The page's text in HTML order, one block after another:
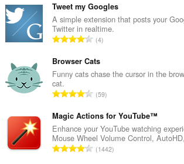
p
o
č
e
t
h
d
o
c
e
n
l
k
o
v
p
o
č
e
t
h
o
d
Tweet my Googles
A simple extension that posts your
Twitter in realtime.
C
l
k
v
p
o
č
e
4
Browser Cats
Funny cats chase the cursor in the
cat.
C
l
k
o
v
59
Magic Actions for YouTube™
Enhance your YouTube watching
Mouse Wheel Volume Control,
C1442